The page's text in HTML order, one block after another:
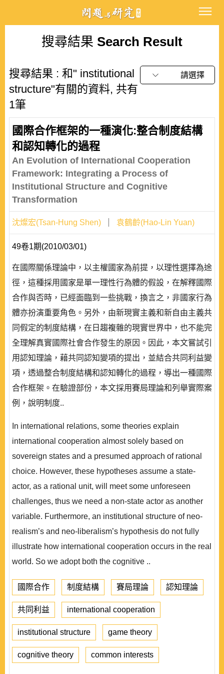
搜尋結果 Search Result
搜尋結果 : 和" institutional
structure"有關的資料, 共有
1筆
請選擇
國際合作框架的一種演化:整合制度結構
和認知轉化的過程
An Evolution of International Cooperation
Framework: Integrating a Process of
Institutional Structure and Cognitive
Transformation
沈燦宏(Tsan-Hung Shen) 袁鶴齡(Hao-Lin Yuan)
49卷1期(2010/03/01)
在國際關係理論中，以主權國家為前提，以理性選擇為途
徑，這種採用國家是單一理性行為體的假設，在解釋國際
合作與否時，已經面臨到一些挑戰，換言之，非國家行為
體亦扮演重要角色。另外，由新現實主義和新自由主義共
同假定的制度結構，在日趨複雜的現實世界中，也不能完
全理解真實國際社會合作發生的原因。因此，本文嘗試引
用認知理論，藉共同認知變項的提出，並結合共同利益變
項，透過整合制度結構和認知轉化的過程，導出一種國際
合作框架。在驗證部份，本文採用賽局理論和列舉實際案
例，說明制度..
In international relations, some theories explain
international cooperation almost solely based on
sovereign states and a presumed approach of rational
choice. However, these hypotheses assume a state-
actor, as a rational unit, will meet some unforeseen
challenges, thus we need a non-state actor as another
variable. Furthermore, an institutional structure of neo-
realism’s and neo-liberalism’s hypothesis do not fully
illustrate how international cooperation occurs in the real
world. So we adopt both the cognitive ..
國際合作 制度結構 賽局理論 認知理論
共同利益 international cooperation
institutional structure game theory
cognitive theory common interests